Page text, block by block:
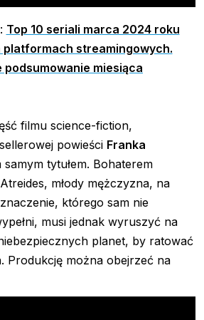
Top 10 seriali marca 2024 roku
platformach streamingowych.
podsumowanie miesiąca
filmu science-fiction,
powieści Franka
samym tytułem. Bohaterem
młody mężczyzna, na
którego sam nie
musi jednak wyruszyć na
planet, by ratować
Produkcję można obejrzeć na